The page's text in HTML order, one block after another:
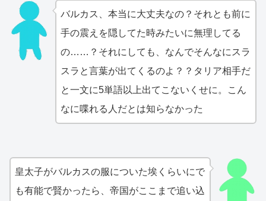
バルカス、本当に大丈夫なの？それとも前に
手の震えを隠してた時みたいに無理してる
の……？それにしても、なんでそんなにスラ
スラと言葉が出てくるのよ？？タリア相手だ
と一文に5単語以上出てこないくせに。こん
なに喋れる人だとは知らなかった
皇太子がバルカスの服についた埃くらいにで
も有能で賢かったら、帝国がここまで追い込